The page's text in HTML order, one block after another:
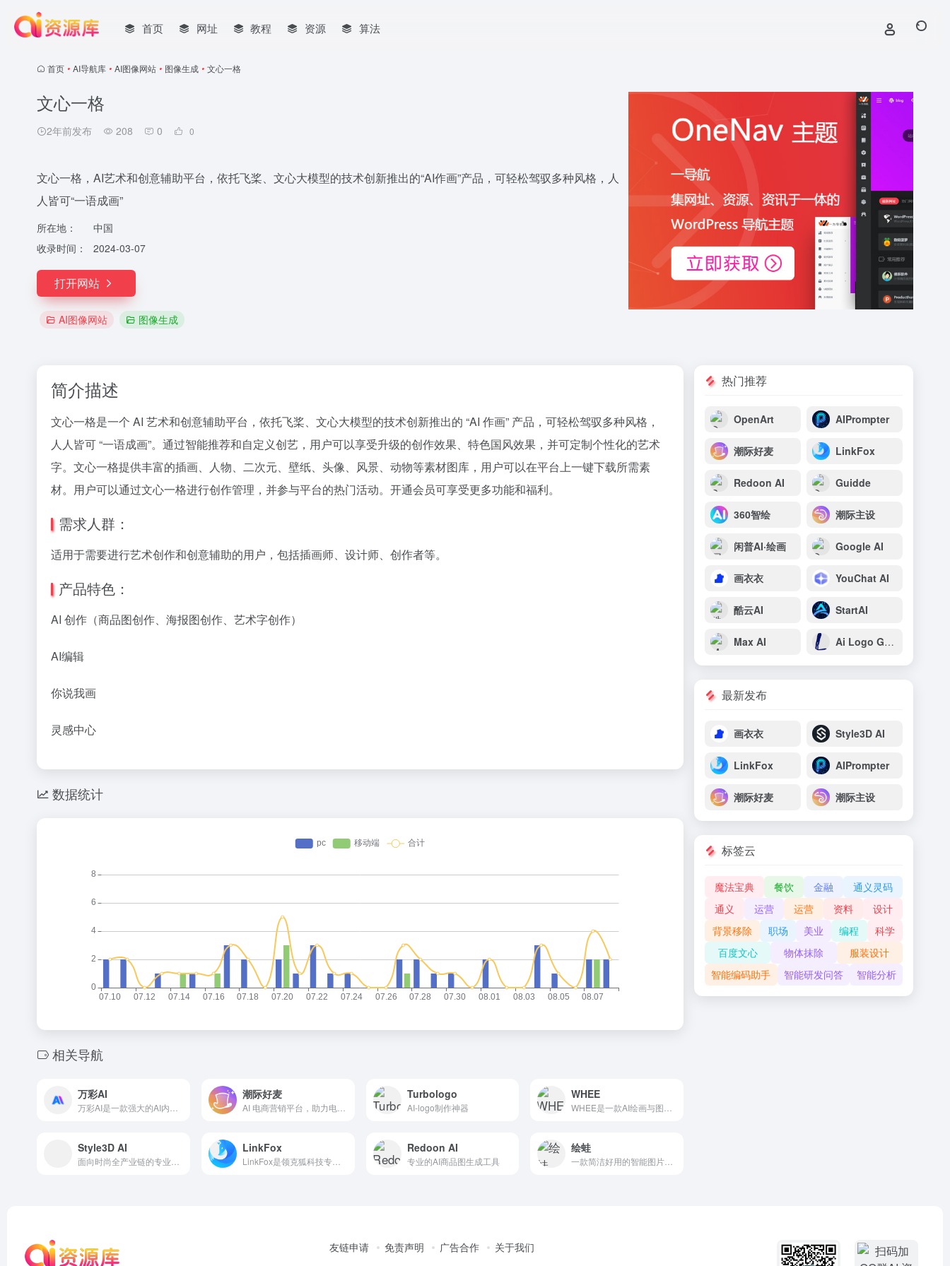
首页 网址 教程 资源 算法
首页 • AI导航库 • AI图像网站 • 图像生成 • 文心一格
文心一格
2年前发布 208 0 0
文心一格，AI艺术和创意辅助平台，依托飞桨、文心大模型的技术创新推出的“AI作画”产品，可轻松驾驭多种风格，人
人皆可“一语成画”
所在地：
中国
收录时间：
2024-03-07
打开网站
AI图像网站 图像生成
简介描述
文心一格是一个 AI 艺术和创意辅助平台，依托飞桨、文心大模型的技术创新推出的 “AI 作画” 产品，可轻松驾驭多种风格，
人人皆可 “一语成画”。通过智能推荐和自定义创艺，用户可以享受升级的创作效果、特色国风效果，并可定制个性化的艺术
字。文心一格提供丰富的插画、人物、二次元、壁纸、头像、风景、动物等素材图库，用户可以在平台上一键下载所需素
材。用户可以通过文心一格进行创作管理，并参与平台的热门活动。开通会员可享受更多功能和福利。
需求人群：
适用于需要进行艺术创作和创意辅助的用户，包括插画师、设计师、创作者等。
产品特色：
AI 创作（商品图创作、海报图创作、艺术字创作）
AI编辑
你说我画
灵感中心
数据统计
相关导航
万彩AI 潮际好麦
AI 电商营销平台，助力电商从业者高效创作
Turbologo
AI-logo制作神器
WHEE
Style3D AI LinkFox
LinkFox是领克狐科技专为跨境电商提供的AI工具，为跨境卖家提供AI模特/商品图模特/AI穿衣/换脸以及各种做图/场景图/商品视频等AI工具服务，为中国百万跨境卖家降本增效。
Redoon AI
专业的AI商品图生成工具
绘蛙
热门推荐
OpenArt AIPrompter
潮际好麦 LinkFox
Redoon AI Guidde
360智绘 潮际主设
闲普AI·绘画 Google AI
画衣衣 YouChat AI
酷云AI StartAI
Max AI Ai Logo Generator
最新发布
画衣衣 Style3D AI
LinkFox AIPrompter
潮际好麦 潮际主设
标签云
魔法宝典 餐饮 金融
通义灵码
通义
运营 运营 资料
设计
背景移除
职场 美业 编程
科学
百度文心
物体抹除
服装设计
智能编码助手
智能研发问答 智能分析
友链申请 免责声明 广告合作 关于我们